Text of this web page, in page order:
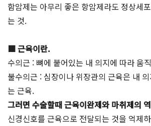
함암제는 아무리 좋은 항암제라도 정상세
는 것.
■ 근육이란.
수의근 : 뼈에 붙어있는 내 의지에 따라 움
불수의근 : 심장이나 위장관의 근육은 내
는 근육.
그러면 수술할때 근육이완제와 마취제의
신경신호를 근육으로 전달되는 것을 억제